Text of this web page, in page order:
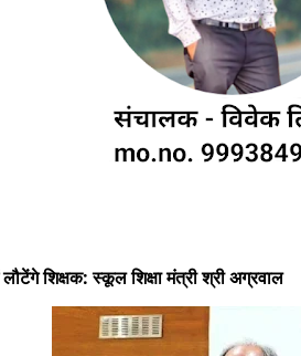
शिक्षक: स्कूल शिक्षा मंत्री श्री अग्रवाल